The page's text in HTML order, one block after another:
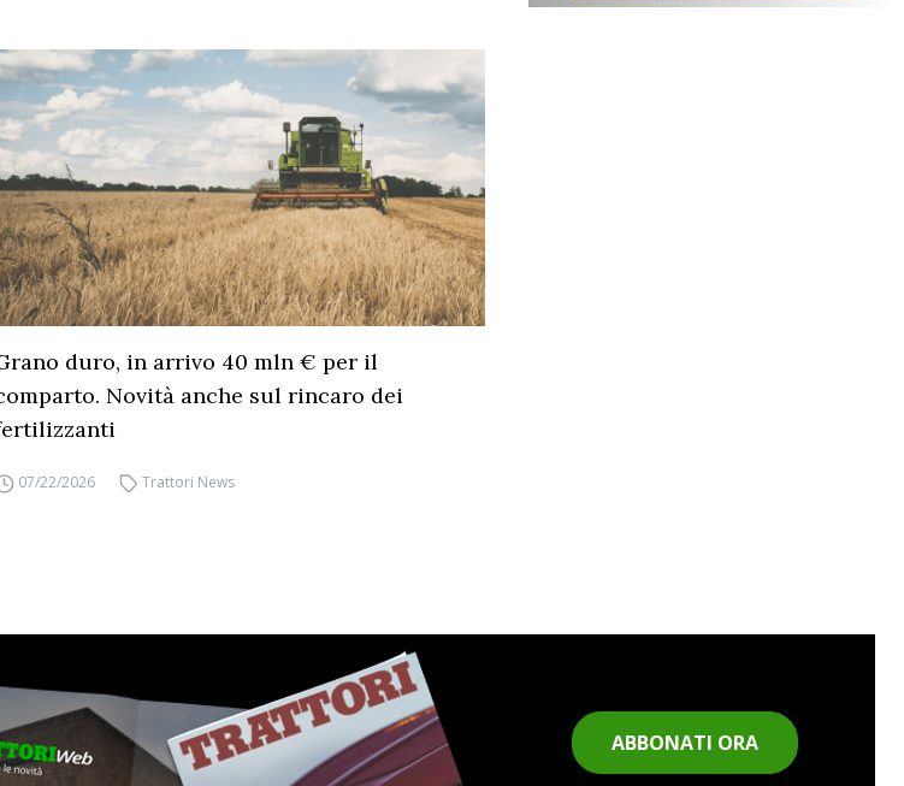
duro, in arrivo 40 mln € per il
Novità anche sul rincaro dei
07/22/2026 Trattori News
ABBONATI ORA